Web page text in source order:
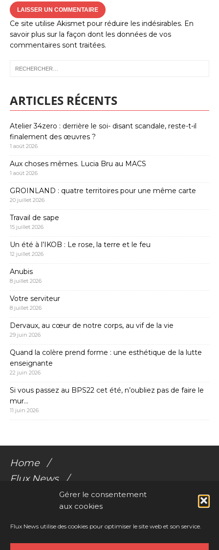
Gérer le consentement
aux cookies
Flux News utilise des cookies pour optimiser le site web et son service.
Ce site utilise Akismet pour réduire les indésirables. En
savoir plus sur la façon dont les données de vos
commentaires sont traitées.
ARTICLES RÉCENTS
Atelier 34zero : derrière le soi- disant scandale, reste-t-il
finalement des œuvres ?
1 août 2026
Aux choses mêmes. Lucia Bru au MACS
1 août 2026
GROINLAND : quatre territoires pour une même carte
20 juillet 2026
Travail de sape
15 juillet 2026
Un été à l’IKOB : Le rose, la terre et le feu
12 juillet 2026
Anubis
8 juillet 2026
Votre serviteur
8 juillet 2026
Dervaux, au cœur de notre corps, au vif de la vie
29 juin 2026
Quand la colère prend forme : une esthétique de la lutte
enseignante
22 juin 2026
Si vous passez au BPS22 cet été, n’oubliez pas de faire le
mur…
11 juin 2026
Home
Flux News
Galerie Flux
Videos
Résonances Corporelles